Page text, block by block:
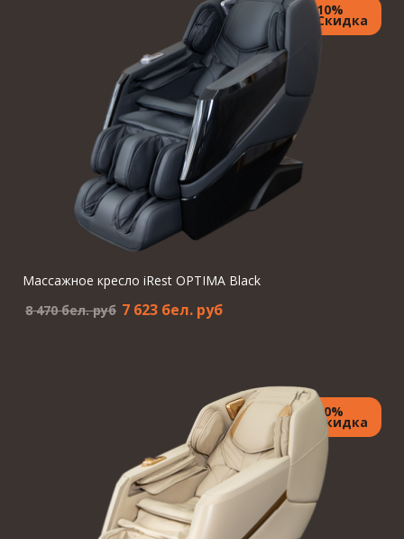
10%
Скидка
Массажное кресло iRest OPTIMA Black
8 470 бел. pуб 7 623 бел. pуб
10%
Скидка